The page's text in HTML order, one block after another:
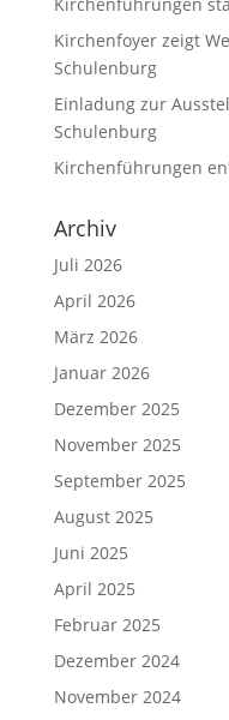
Kirchenfoyer zeigt
Schulenburg
Einladung zur
Schulenburg
Kirchenführungen
Archiv
Juli 2026
April 2026
März 2026
Januar 2026
Dezember 2025
November 2025
September 2025
August 2025
Juni 2025
April 2025
Februar 2025
Dezember 2024
November 2024